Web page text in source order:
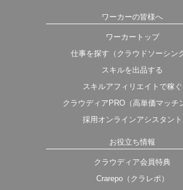
ワーカーの皆様へ
ワーカートップ
仕事を探す（クラウドソーシン
スキルを出品する
スキルアフィリエイトで稼ぐ
クラウディアPRO（高単価マッチ
採用オンラインアシスタント
お役立ち情報
クラウディア会員特典
Crarepo（クラレポ）